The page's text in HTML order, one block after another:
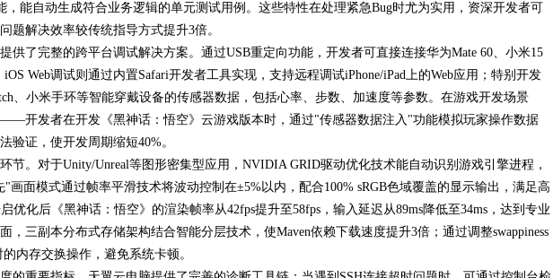
，能自动生成符合业务逻辑的单元测试用例。这些特性在处理紧急Bug时尤为实用，资深开发者可
题解决效率较传统指导方式提升3倍。
供了完整的跨平台调试解决方案。通过USB重定向功能，开发者可直接连接华为Mate 60、小米15
Web调试则通过内置Safari开发者工具实现，支持远程调试iPhone/iPad上的Web应用；特别开发
、小米手环等智能穿戴设备的传感器数据，包括心率、步数、加速度等参数。在游戏开发场景
开发者在开发《黑神话：悟空》云游戏版本时，通过"传感器数据注入"功能模拟玩家操作数据
验证，使开发周期缩短40%。
节。对于Unity/Unreal等图形密集型应用，NVIDIA GRID驱动优化技术能自动识别游戏引擎进程，
画面模式通过帧率平滑技术将波动控制在±5%以内，配合100% sRGB色域覆盖的显示输出，满足高
优化后《黑神话：悟空》的渲染帧率从42fps提升至58fps，输入延迟从89ms降低至34ms，达到专业
，三副本分布式存储架构结合智能分层技术，使Maven依赖下载速度提升3倍；通过调整swappiness
内存交换操作，避免系统卡顿。